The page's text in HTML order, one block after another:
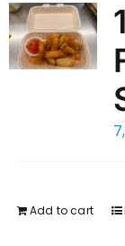
Add to cart